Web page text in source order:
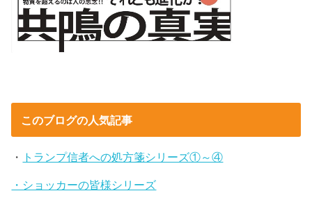
このブログの人気記事
・ トランプ信者への処方箋シリーズ①～④
・ショッカーの皆様シリーズ